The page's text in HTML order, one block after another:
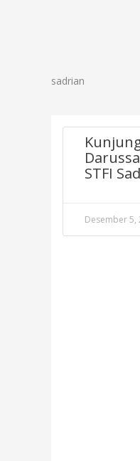
sadrian
STFI
Desember 5,